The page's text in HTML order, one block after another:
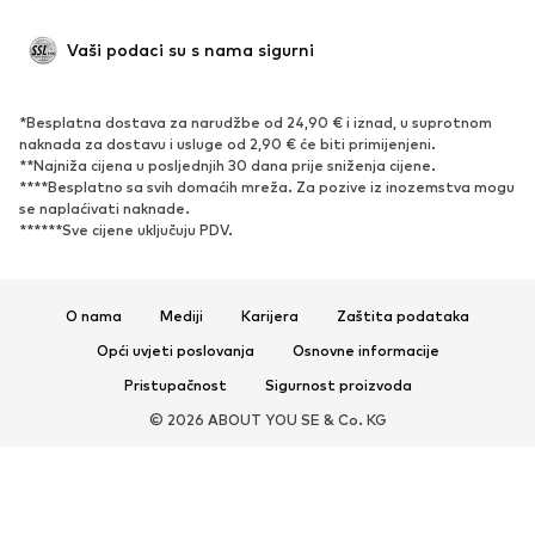
Novo
Otvorena obuća
Ekskluzivno
SPORT
Sportska odjeća
Šilterice i kape
Torbe i ruksaci
Vaši podaci su s nama sigurni
*Besplatna dostava za narudžbe od 24,90 € i iznad, u suprotnom
naknada za dostavu i usluge od 2,90 € će biti primijenjeni.
**Najniža cijena u posljednjih 30 dana prije sniženja cijene.
****Besplatno sa svih domaćih mreža. Za pozive iz inozemstva mogu
se naplaćivati ​​naknade.
******Sve cijene uključuju PDV.
O nama Mediji Karijera
Zaštita podataka
Opći uvjeti poslovanja
Osnovne informacije
Pristupačnost
Sigurnost proizvoda
© 2026 ABOUT YOU SE & Co. KG